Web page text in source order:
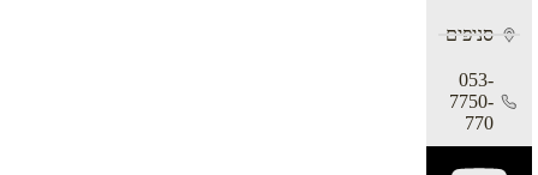
סניפים
053-
7750-
770